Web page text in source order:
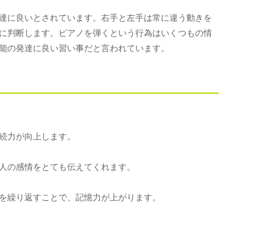
に良いとされています。右手と左手は常に違う動きを
判断します。ピアノを弾くという行為はいくつもの情
発達に良い習い事だと言われています。
が向上します。
感情をとても伝えてくれます。
り返すことで、記憶力が上がります。